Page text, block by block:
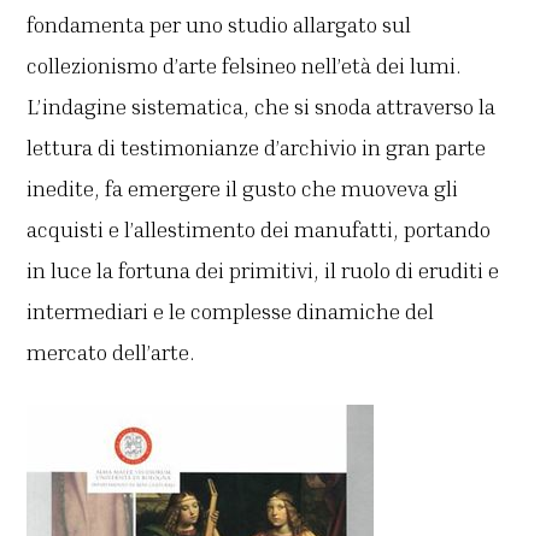
fondamenta per uno studio allargato sul
collezionismo d’arte felsineo nell’età dei lumi.
L’indagine sistematica, che si snoda attraverso la
lettura di testimonianze d’archivio in gran parte
inedite, fa emergere il gusto che muoveva gli
acquisti e l’allestimento dei manufatti, portando
in luce la fortuna dei primitivi, il ruolo di eruditi e
intermediari e le complesse dinamiche del
mercato dell’arte.